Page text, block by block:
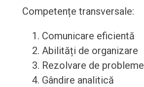
Competențe transversale:
Comunicare eficientă
Abilități de organizare
Rezolvare de probleme
Gândire analitică